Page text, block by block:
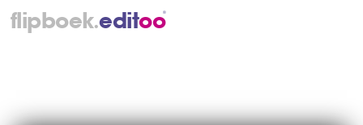
flipboek.editoo®